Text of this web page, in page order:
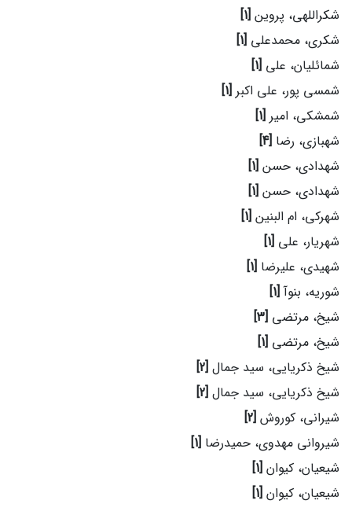
شکراللهی، پروین [1]
شکری، محمدعلی [1]
شمائلیان، علی [1]
شمسی پور، علی اکبر [1]
شمشکی، امیر [1]
شهبازی، رضا [4]
شهدادی، حسن [1]
شهدادی، حسن [1]
شهرکی، ام البنین [1]
شهریار، علی [1]
شهیدی، علیرضا [1]
شوریه، بنوآ[1]
شیخ، مرتضی [3]
شیخ، مرتضی [1]
شیخ ذکریایی، سید جمال [2]
شیخ ذکریایی، سید جمال [2]
شیرانی، کوروش [2]
شیروانی مهدوی، حمیدرضا [1]
شیعیان، کیوان [1]
شیعیان، کیوان [1]